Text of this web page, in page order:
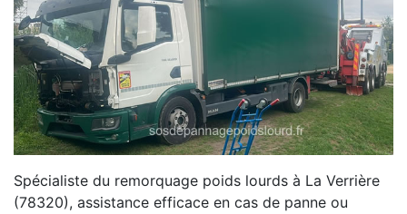
Spécialiste du remorquage poids lourds à La Verrière
(78320), assistance efficace en cas de panne ou